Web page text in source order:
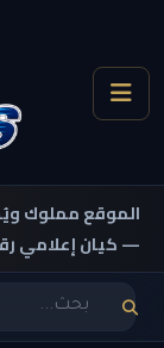
الموقع مملوك
— كيان إعلامي